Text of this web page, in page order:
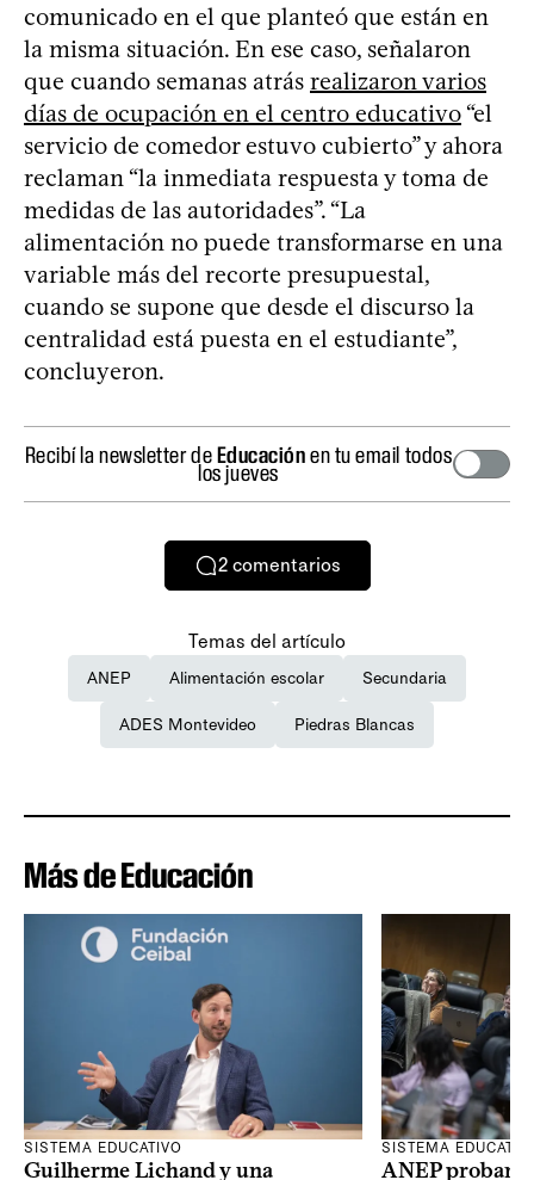
comunicado en el que planteó que están en
la misma situación. En ese caso, señalaron
que cuando semanas atrás realizaron varios
días de ocupación en el centro educativo “el
servicio de comedor estuvo cubierto” y ahora
reclaman “la inmediata respuesta y toma de
medidas de las autoridades”. “La
alimentación no puede transformarse en una
variable más del recorte presupuestal,
cuando se supone que desde el discurso la
centralidad está puesta en el estudiante”,
concluyeron.
Recibí la newsletter deEducaciónen tu email todos
los jueves
2 comentarios
Temas del artículo
ANEP Alimentación escolar Secundaria
ADES Montevideo Piedras Blancas
Más de Educación
SISTEMA EDUCATIVO
Guilherme Lichand y una
SISTEMA
ANEP probará